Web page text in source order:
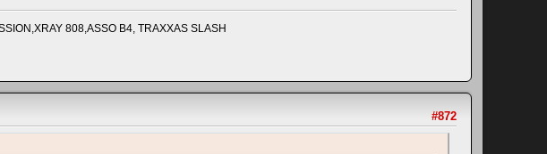
808,ASSO B4, TRAXXAS SLASH
#872